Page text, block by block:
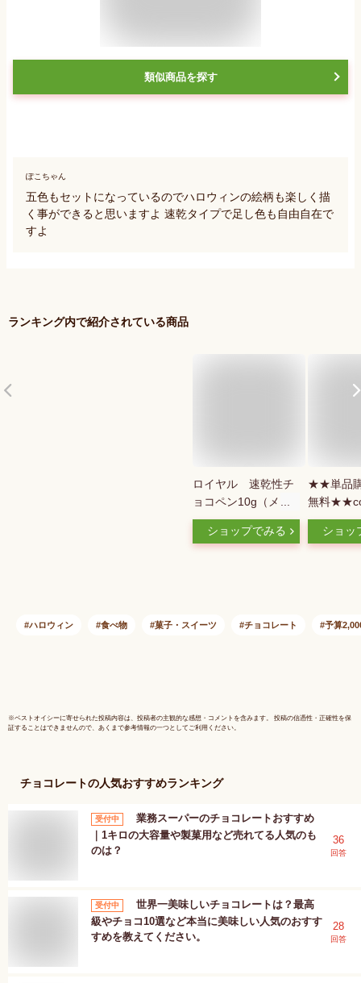
類似商品を探す
ぽこちゃん
五色もセットになっているのでハロウィンの絵柄も楽しく描
く事ができると思いますよ 速乾タイプで足し色も自由自在で
すよ
ランキング内で紹介されている商品
ロイヤル 速乾性チ
ョコペン10g（メー
ル便15個まで可） イ
エロー ブルー ピン
ショップでみる
★★単品
無料
ーとペン
イプ）8
ショッ
ハロウィン 食べ物 菓子・スイーツ チョコレート 予算
※ベストオイシーに寄せられた投稿内容は、投稿者の主観的な感想・コメントを含みます。 投稿の信憑性・正確性を保
証することはできませんので、あくまで参考情報の一つとしてご利用ください。
チョコレートの人気おすすめランキング
受付中
業務スーパーのチョコレートおすすめ
｜1キロの大容量や製菓用など売れてる人気のも
のは？
36
回答
受付中
世界一美味しいチョコレートは？最高
級やチョコ10選など本当に美味しい人気のおすす
すめを教えてください。
28
回答